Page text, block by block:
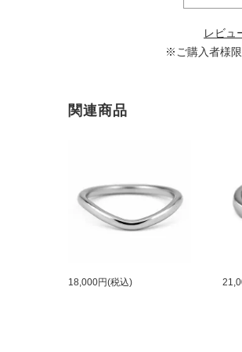
レビュ
※ご購入者様
関連商品
18,000円(税込)